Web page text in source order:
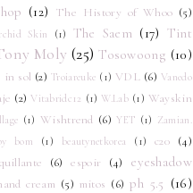
(12) The History of Whoo (5)
Skin (1) The Saem (17) Tint
Moly (25) Tosowoong (10)
in sol (2) Troiareuke (1) VDL (6) Vanedo
(2) Vitabridc12 (1) W.Lab (1) Wayskin
(1) Wishtrend (6) YET (1) Zamian.
bom (1) beautynetkorea (1) c20
(4)
(6) espoir (4)
eyeshadow
cream (5) mitos (6) ph 5.5 (16)